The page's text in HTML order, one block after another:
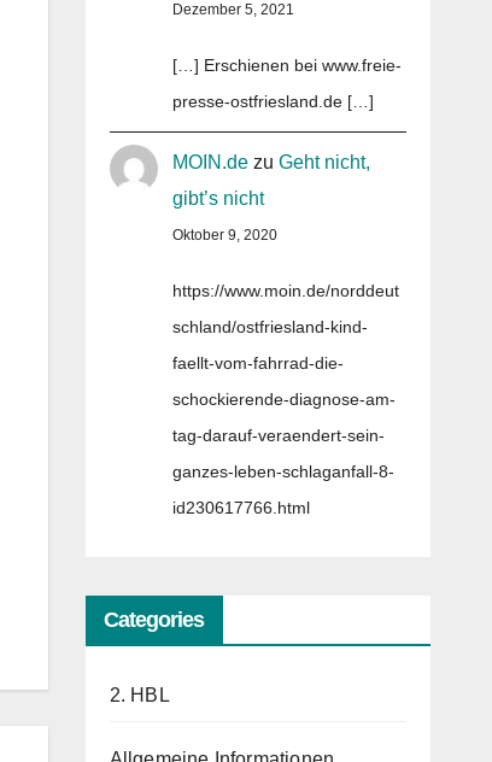
Dezember 5, 2021
[…] Erschienen bei www.freie-
presse-ostfriesland.de […]
MOIN.dezu Geht nicht,
gibt’s nicht
Oktober 9, 2020
https://www.moin.de/norddeut
schland/ostfriesland-kind-
faellt-vom-fahrrad-die-
schockierende-diagnose-am-
tag-darauf-veraendert-sein-
ganzes-leben-schlaganfall-8-
id230617766.html
Categories
2. HBL